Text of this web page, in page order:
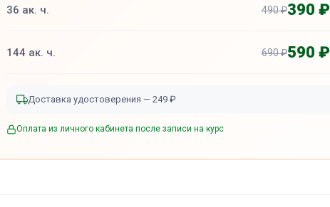
36 ак. ч. 490 ₽390 ₽
144 ак. ч. 690 ₽590 ₽
Доставка удостоверения — 249 ₽
Оплата из личного кабинета после записи на курс